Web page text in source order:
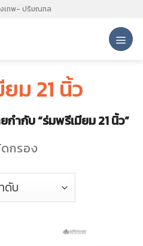
เทพ- ปริมณฑล
ม 21 นิ้ว
ำกับ “ร่มพรีเมียม 21 นิ้ว”
กรอง